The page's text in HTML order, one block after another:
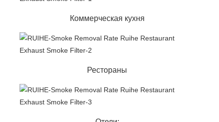
Коммерческая кухня
Рестораны